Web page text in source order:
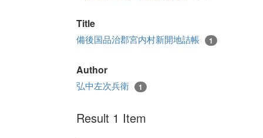
Title
備後国品治郡宮内村新開地詰帳 1
Author
弘中左次兵衛 1
Result 1 Item